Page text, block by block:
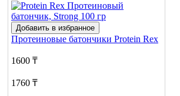
Добавить в избранное
Протеиновые батончики Protein Rex
1600 ₸
1760 ₸